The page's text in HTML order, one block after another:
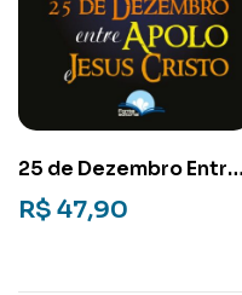
25 de Dezembro Entre
Apolo e Jesus Cristo
R$ 47,90